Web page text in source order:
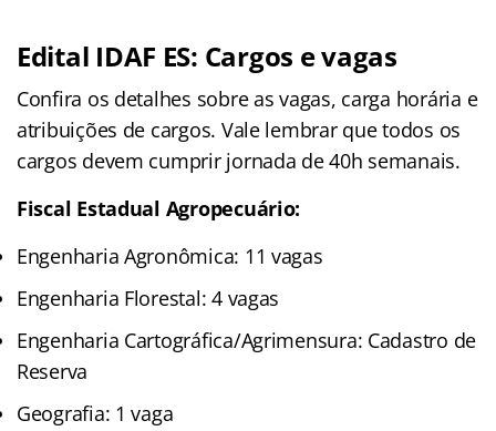
Edital IDAF ES: Cargos e vagas
Confira os detalhes sobre as vagas, carga horária e
atribuições de cargos. Vale lembrar que todos os
cargos devem cumprir jornada de 40h semanais.
Fiscal Estadual Agropecuário:
Engenharia Agronômica: 11 vagas
Engenharia Florestal: 4 vagas
Engenharia Cartográfica/Agrimensura: Cadastro de
Reserva
Geografia: 1 vaga